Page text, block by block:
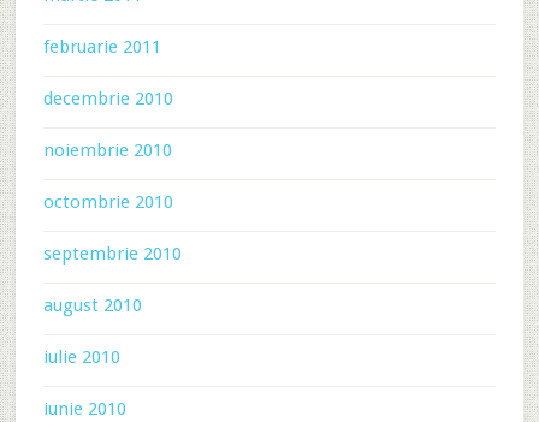
februarie 2011
decembrie 2010
noiembrie 2010
octombrie 2010
septembrie 2010
august 2010
iulie 2010
iunie 2010